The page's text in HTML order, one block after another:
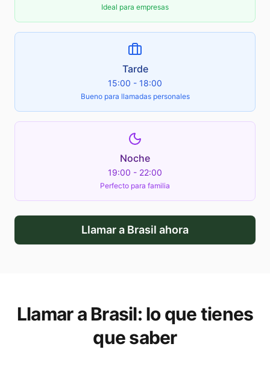
Ideal para empresas
Tarde
15:00 - 18:00
Bueno para llamadas personales
Noche
19:00 - 22:00
Perfecto para familia
Llamar a Brasil ahora
Llamar aBrasil: lo que tienes
que saber